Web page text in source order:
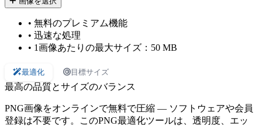
• 無料のプレミアム機能
• 迅速な処理
• 1画像あたりの最大サイズ：50 MB
最適化 目標サイズ
最高の品質とサイズのバランス
PNG画像をオンラインで無料で圧縮 — ソフトウェアや会員
登録は不要です。このPNG最適化ツールは、透明度、エッ